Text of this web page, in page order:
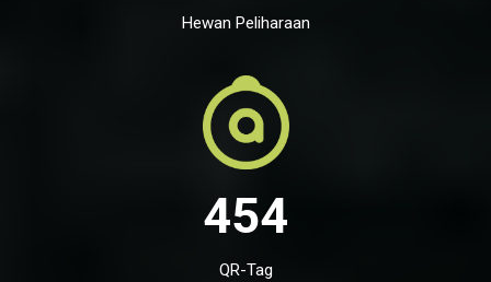
Hewan Peliharaan
454
QR-Tag